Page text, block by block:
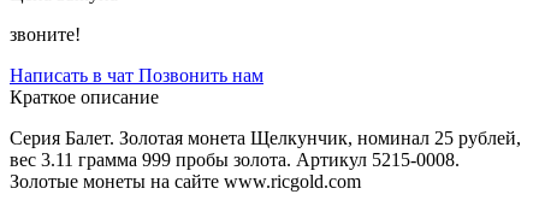
звоните!
Написать в чат Позвонить нам
Краткое описание
Серия Балет. Золотая монета Щелкунчик, номинал 25 рублей,
вес 3.11 грамма 999 пробы золота. Артикул 5215-0008.
Золотые монеты на сайте www.ricgold.com